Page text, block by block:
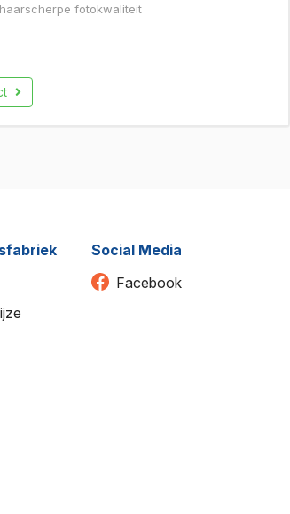
fotokwaliteit
Social Media
Facebook